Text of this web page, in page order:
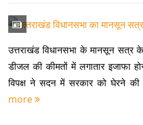
उत्तराखंड विधानसभा के मानसून सत्र
डीजल की कीमतों में लगातार इजाफा
विपक्ष ने सदन में सरकार को घेरने
more